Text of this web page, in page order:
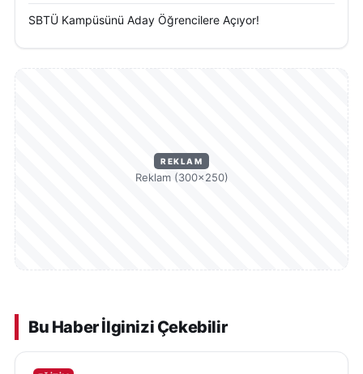
SBTÜ Kampüsünü Aday Öğrencilere Açıyor!
REKLAM
Reklam (300×250)
Bu Haber İlginizi Çekebilir